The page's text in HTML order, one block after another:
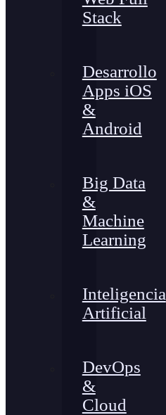
Stack
Desarrollo
Apps iOS
&
Android
Big Data
&
Machine
Learning
Inteligencia
Artificial
DevOps
&
Cloud